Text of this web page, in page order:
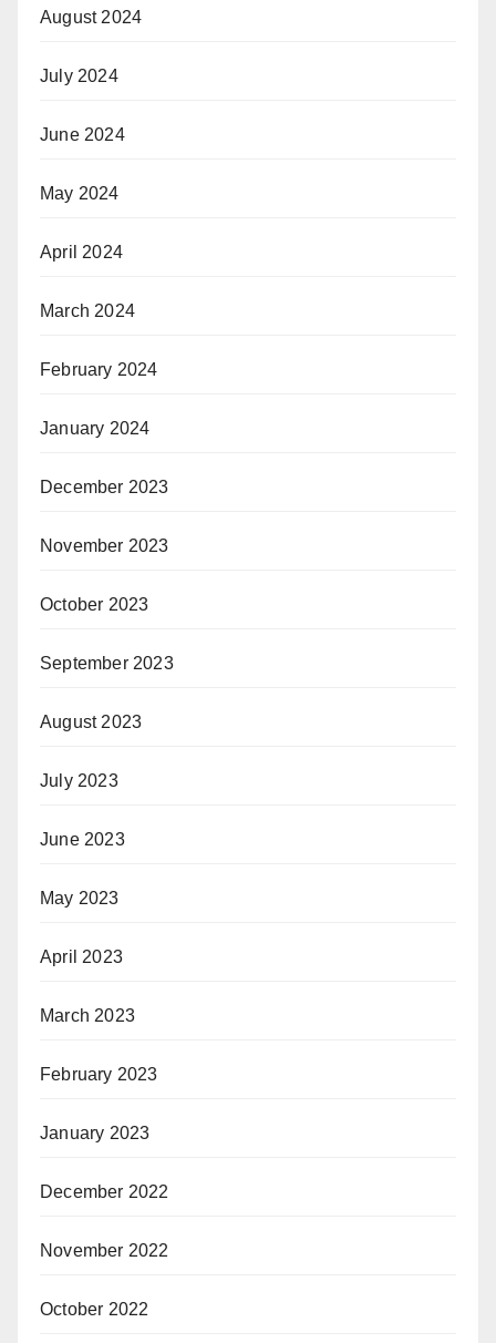
August 2024
July 2024
June 2024
May 2024
April 2024
March 2024
February 2024
January 2024
December 2023
November 2023
October 2023
September 2023
August 2023
July 2023
June 2023
May 2023
April 2023
March 2023
February 2023
January 2023
December 2022
November 2022
October 2022